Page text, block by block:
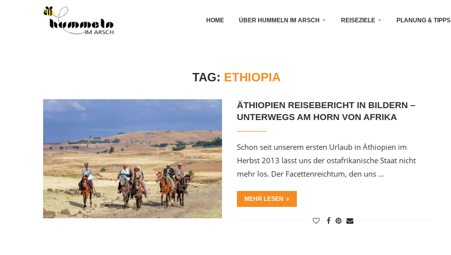
HOME ÜBER HUMMELN IM ARSCH REISEZIELE PLANUNG & TIPPS
TAG: ETHIOPIA
ÄTHIOPIEN REISEBERICHT IN BILDERN –
UNTERWEGS AM HORN VON AFRIKA
Schon seit unserem ersten Urlaub in Äthiopien im
Herbst 2013 lässt uns der ostafrikanische Staat nicht
mehr los. Der Facettenreichtum, den uns …
MEHR LESEN